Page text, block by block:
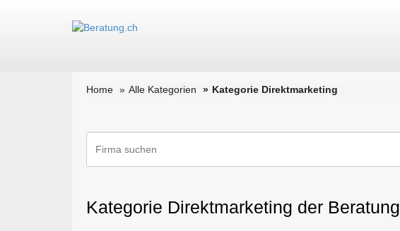
Home Alle Kategorien Kategorie Direktmarketing
Kategorie Direktmarketing der Beratung